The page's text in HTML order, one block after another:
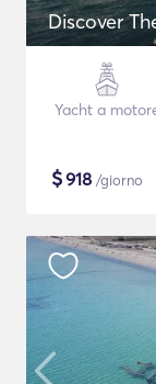
Discover
Yacht a
$918 /giorno